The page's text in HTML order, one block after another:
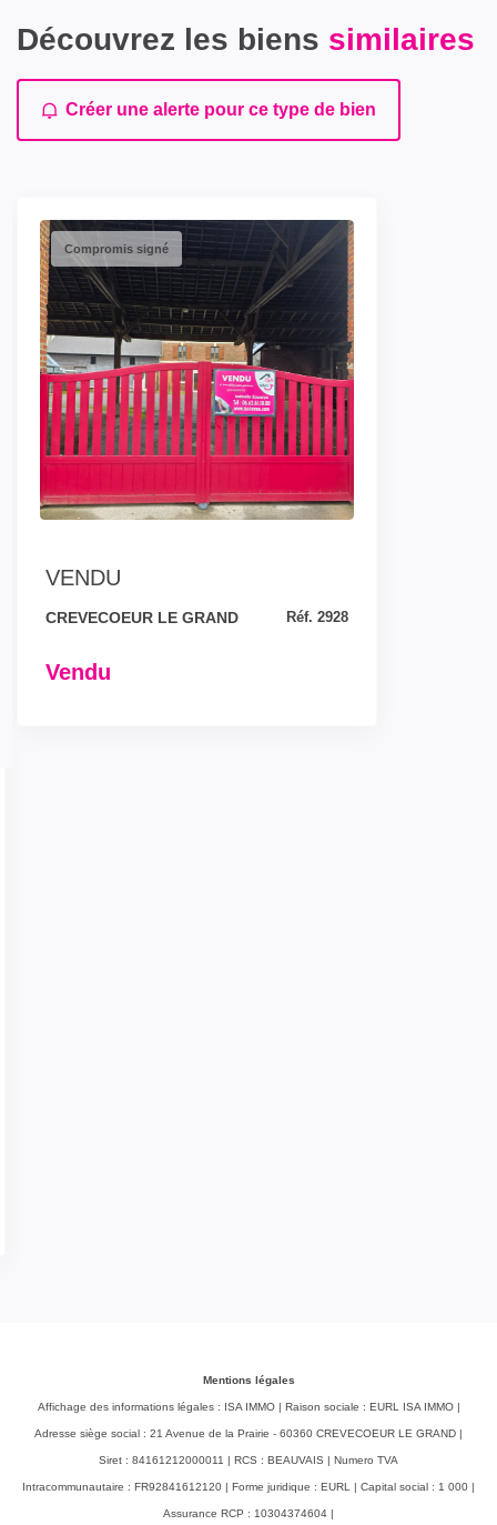
Découvrez les biens similaires
Créer une alerte pour ce type de bien
Compromis signé
VENDU
CREVECOEUR LE GRAND Réf. 2928
Vendu
Mentions légales
Affichage des informations légales : ISA IMMO | Raison sociale : EURL ISA IMMO |
Adresse siège social : 21 Avenue de la Prairie - 60360 CREVECOEUR LE GRAND |
Siret : 84161212000011 | RCS : BEAUVAIS | Numero TVA
Intracommunautaire : FR92841612120 | Forme juridique : EURL | Capital social : 1 000 |
Assurance RCP : 10304374604 |